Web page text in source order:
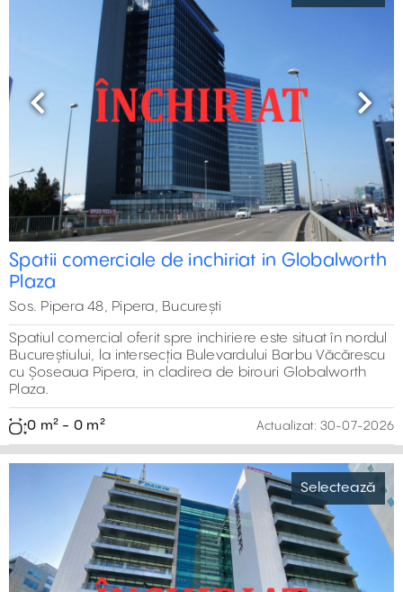
Previous Next
Spatii comerciale de inchiriat in Globalworth
Plaza
Sos. Pipera 48, Pipera, București
Spatiul comercial oferit spre inchiriere este situat în nordul
Bucureștiului, la intersecția Bulevardului Barbu Văcărescu
cu Șoseaua Pipera, in cladirea de birouri Globalworth
Plaza.
0 m² - 0 m² Actualizat: 30-07-2026
Selectează